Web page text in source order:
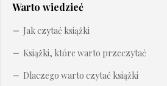
Warto wiedzieć
Jak czytać książki
Książki, które warto przeczytać
Dlaczego warto czytać książki